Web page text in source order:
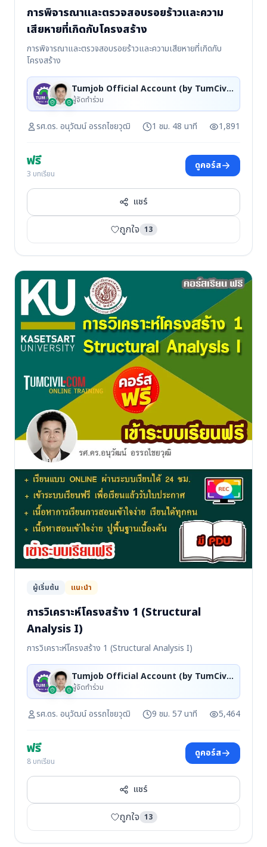
การพิจารณาและตรวจสอบรอยร้าวและความ
เสียหายที่เกิดกับโครงสร้าง
การพิจารณาและตรวจสอบรอยร้าวและความเสียหายที่เกิดกับ
โครงสร้าง
Tumjob Official Account (by TumCivil), รศ.ดร. อนุวัฒน์ อรรถไชยวุฒิ
ผู้จัดทำร่วม
รศ.ดร. อนุวัฒน์ อรรถไชยวุฒิ 1 ชม. 48 นาที 1,891
ฟรี
3 บทเรียน
ดูคอร์ส
แชร์
ถูกใจ 13
ผู้เริ่มต้น แนะนำ
การวิเคราะห์โครงสร้าง 1 (Structural
Analysis I)
การวิเคราะห์โครงสร้าง 1 (Structural Analysis I)
Tumjob Official Account (by TumCivil), รศ.ดร. อนุวัฒน์ อรรถไชยวุฒิ
ผู้จัดทำร่วม
รศ.ดร. อนุวัฒน์ อรรถไชยวุฒิ 9 ชม. 57 นาที 5,464
ฟรี
8 บทเรียน
ดูคอร์ส
แชร์
ถูกใจ 13